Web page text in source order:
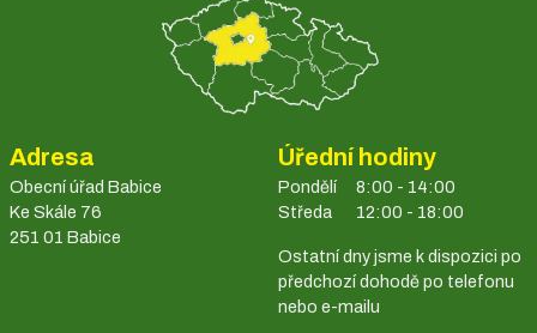
Adresa
Obecní úřad Babice
Ke Skále 76
251 01 Babice
Úřední hodiny
Pondělí
Středa
8:00 - 14:00
12:00 - 18:00
Ostatní dny jsme k dispozici po
předchozí dohodě po telefonu
nebo e-mailu